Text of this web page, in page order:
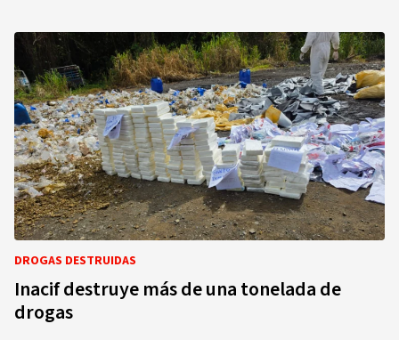
DROGAS DESTRUIDAS
Inacif destruye más de una tonelada de
drogas